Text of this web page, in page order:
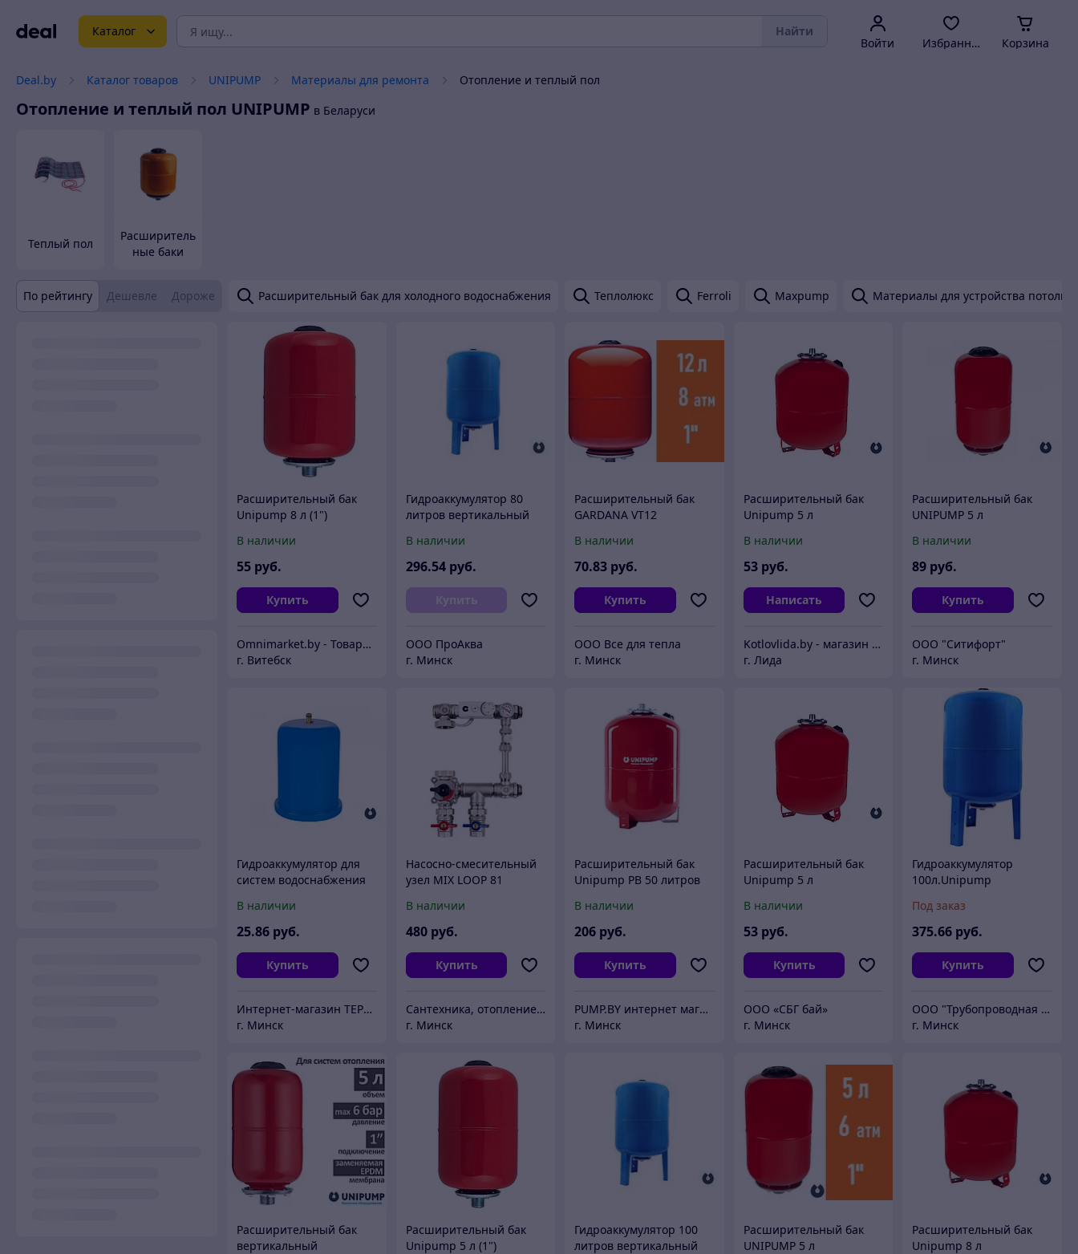
Каталог Найти
Войти Избранное Корзина
Deal.by Каталог товаров UNIPUMP Материалы для ремонта Отопление и теплый пол
Отопление и теплый пол UNIPUMP в Беларуси
Теплый пол
Расширитель
ные баки
По рейтингу Дешевле Дороже Расширительный бак для холодного водоснабжения Теплолюкс Ferroli Maxpump Материалы для устройства потолков
Расширительный бак
Unipump 8 л (1")
систем отопления,
Россия
В наличии
55 руб.
Купить
Omnimarket.by - Товары для дома и стройки с доставкой по Беларуси
г. Витебск
Гидроаккумулятор 80
литров вертикальный
водоснабжения
В наличии
296.54 руб.
Купить
ООО ПроАква
г. Минск
Расширительный бак
GARDANA VТ12
В наличии
70.83 руб.
Купить
ООО Все для тепла
г. Минск
Расширительный бак
Unipump 5 л
В наличии
53 руб.
Написать
Kotlovlida.by - магазин отопительной техники.
г. Лида
Расширительный бак
UNIPUMP 5 л
В наличии
89 руб.
Купить
ООО "Ситифорт"
г. Минск
Гидроаккумулятор для
систем водоснабжения
вертикальный
В наличии
25.86 руб.
Купить
Интернет-магазин TEPLOLAB.BY / ООО "Лаборатория тепла"
г. Минск
Насосно-смесительный
узел MIX LOOP 81
В наличии
480 руб.
Купить
Сантехника, отопление "Santon.by"
г. Минск
Расширительный бак
Unipump РВ 50 литров
В наличии
206 руб.
Купить
PUMP.BY интернет магазин насосов
г. Минск
Расширительный бак
Unipump 5 л
В наличии
53 руб.
Купить
ООО «СБГ бай»
г. Минск
Гидроаккумулятор
100л.Unipump
Под заказ
375.66 руб.
Купить
ООО "Трубопроводная Арматура"
г. Минск
Расширительный бак
вертикальный
Расширительный бак
Unipump 5 л (1")
Гидроаккумулятор 100
литров вертикальный
Расширительный бак
UNIPUMP 5 л
Расширительный бак
Unipump 8 л